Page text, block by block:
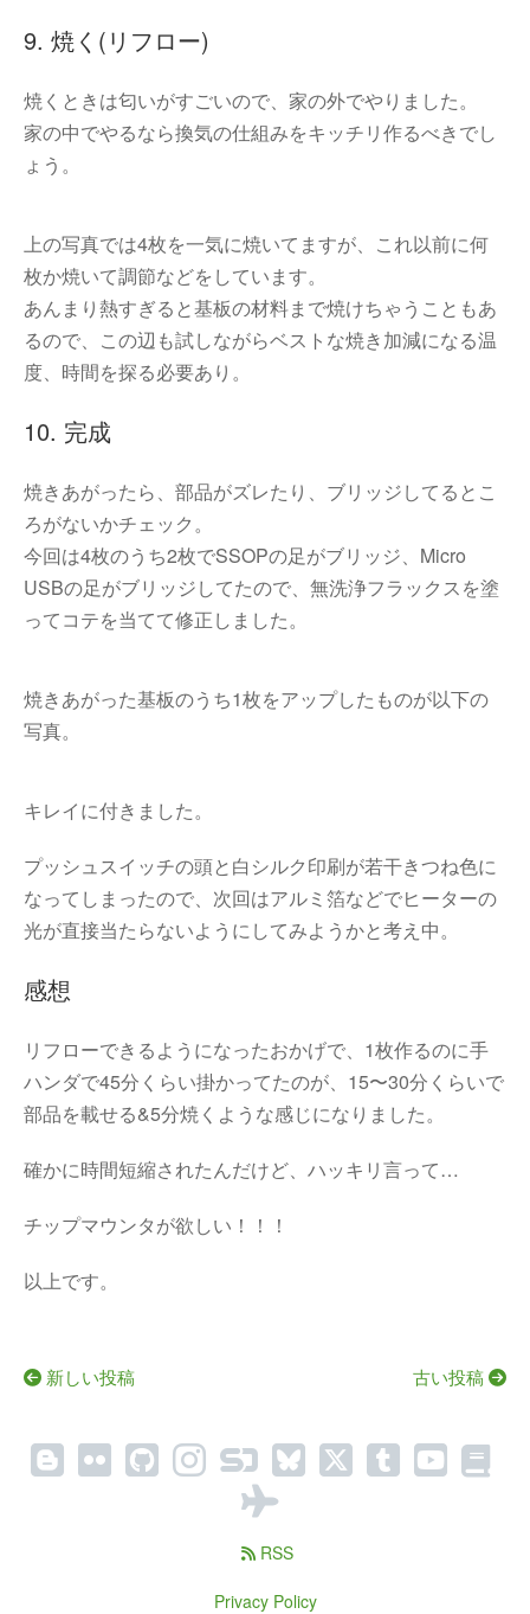
9. 焼く(リフロー)
焼くときは匂いがすごいので、家の外でやりました。
家の中でやるなら換気の仕組みをキッチリ作るべきでし
ょう。
上の写真では4枚を一気に焼いてますが、これ以前に何
枚か焼いて調節などをしています。
あんまり熱すぎると基板の材料まで焼けちゃうこともあ
るので、この辺も試しながらベストな焼き加減になる温
度、時間を探る必要あり。
10. 完成
焼きあがったら、部品がズレたり、ブリッジしてるとこ
ろがないかチェック。
今回は4枚のうち2枚でSSOPの足がブリッジ、Micro
USBの足がブリッジしてたので、無洗浄フラックスを塗
ってコテを当てて修正しました。
焼きあがった基板のうち1枚をアップしたものが以下の
写真。
キレイに付きました。
プッシュスイッチの頭と白シルク印刷が若干きつね色に
なってしまったので、次回はアルミ箔などでヒーターの
光が直接当たらないようにしてみようかと考え中。
感想
リフローできるようになったおかげで、1枚作るのに手
ハンダで45分くらい掛かってたのが、15〜30分くらいで
部品を載せる&5分焼くような感じになりました。
確かに時間短縮されたんだけど、ハッキリ言って…
チップマウンタが欲しい！！！
以上です。
新しい投稿 古い投稿
RSS
Privacy Policy